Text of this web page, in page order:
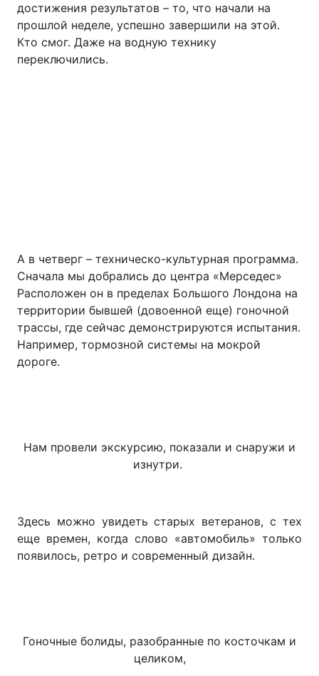
достижения результатов – то, что начали на
прошлой неделе, успешно завершили на этой.
Кто смог. Даже на водную технику
переключились.
А в четверг – техническо-культурная программа.
Сначала мы добрались до центра «Мерседес»
Расположен он в пределах Большого Лондона на
территории бывшей (довоенной еще) гоночной
трассы, где сейчас демонстрируются испытания.
Например, тормозной системы на мокрой
дороге.
Нам провели экскурсию, показали и снаружи и
изнутри.
Здесь можно увидеть старых ветеранов, с тех
еще времен, когда слово «автомобиль» только
появилось, ретро и современный дизайн.
Гоночные болиды, разобранные по косточкам и
целиком,